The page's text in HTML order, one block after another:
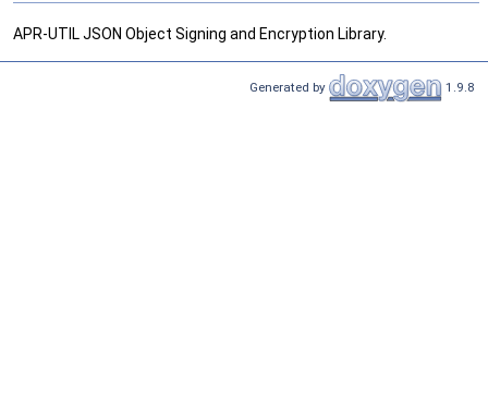
APR-UTIL JSON Object Signing and Encryption Library.
Generated by 1.9.8